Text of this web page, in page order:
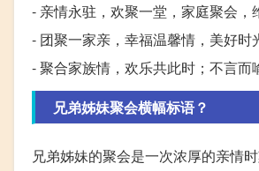
- 亲情永驻，欢聚一堂，家庭聚会，
- 团聚一家亲，幸福温馨情，美好时
- 聚合家族情，欢乐共此时；不言而
兄弟姊妹聚会横幅标语？
兄弟姊妹的聚会是一次浓厚的亲情